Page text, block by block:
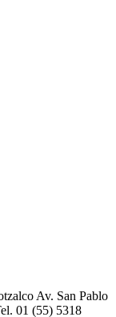
Av. San Pablo
01 (55) 5318